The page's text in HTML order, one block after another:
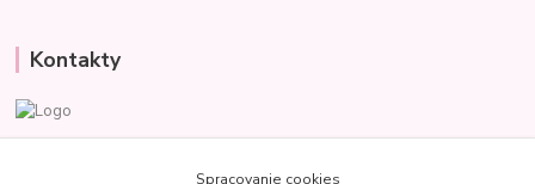
Kontakty
+421 907 977 470Spracovanie cookies